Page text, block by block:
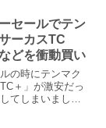
クを使って徒歩
ました。今回の
準備の様子と共
イチャーハイ
単なレビューを
セールでテン
ーカスTC
どを衝動買い
の時にテンマク
＋」が激安だっ
てしまいまし